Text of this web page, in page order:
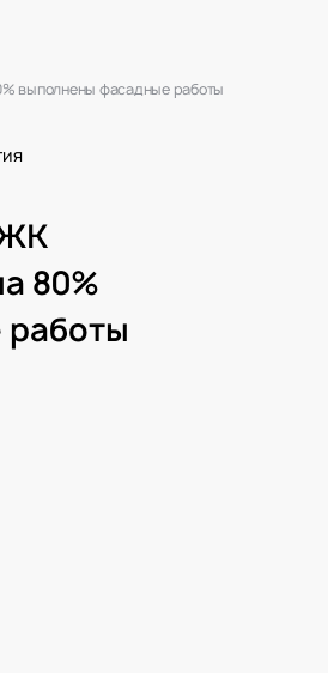
выполнены фасадные работы
80%